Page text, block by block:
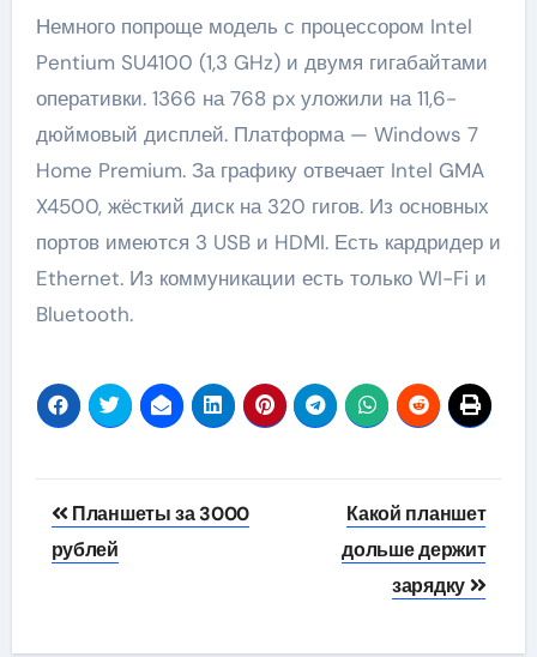
Немного попроще модель с процессором Intel
Pentium SU4100 (1,3 GHz) и двумя гигабайтами
оперативки. 1366 на 768 px уложили на 11,6-
дюймовый дисплей. Платформа — Windows 7
Home Premium. За графику отвечает Intel GMA
X4500, жёсткий диск на 320 гигов. Из основных
портов имеются 3 USB и HDMI. Есть кардридер и
Ethernet. Из коммуникации есть только WI-Fi и
Bluetooth.
Навигация
по
Планшеты за 3000
рублей
Какой планшет
дольше держит
зарядку